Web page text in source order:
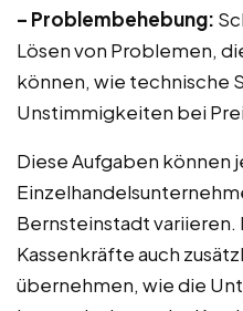
– Problembehebung:
Lösen von Problemen,
können, wie technische
Unstimmigkeiten bei
Diese Aufgaben können
Bernsteinstadt variieren.
Kassenkräfte auch
übernehmen, wie die